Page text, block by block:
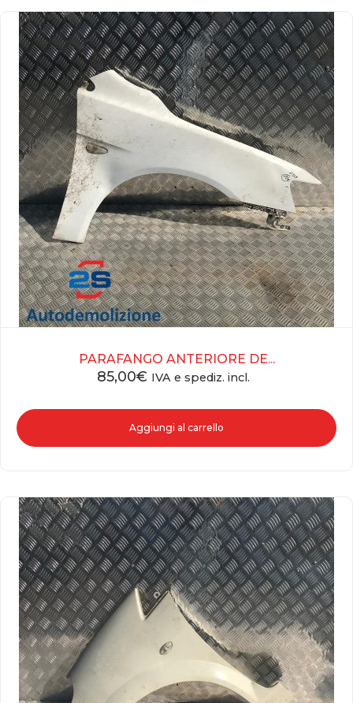
PARAFANGO ANTERIORE DE...
85,00€ IVA e spediz. incl.
Aggiungi al carrello